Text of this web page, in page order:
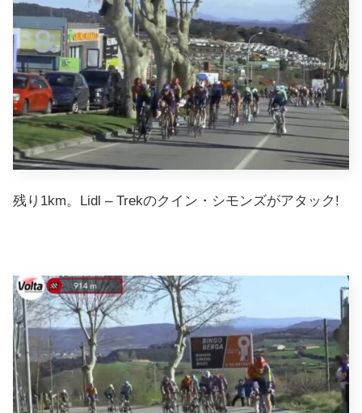
残り1km。Lidl – Trekのクイン・シモンズがアタック!